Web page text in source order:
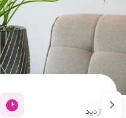
بازدید